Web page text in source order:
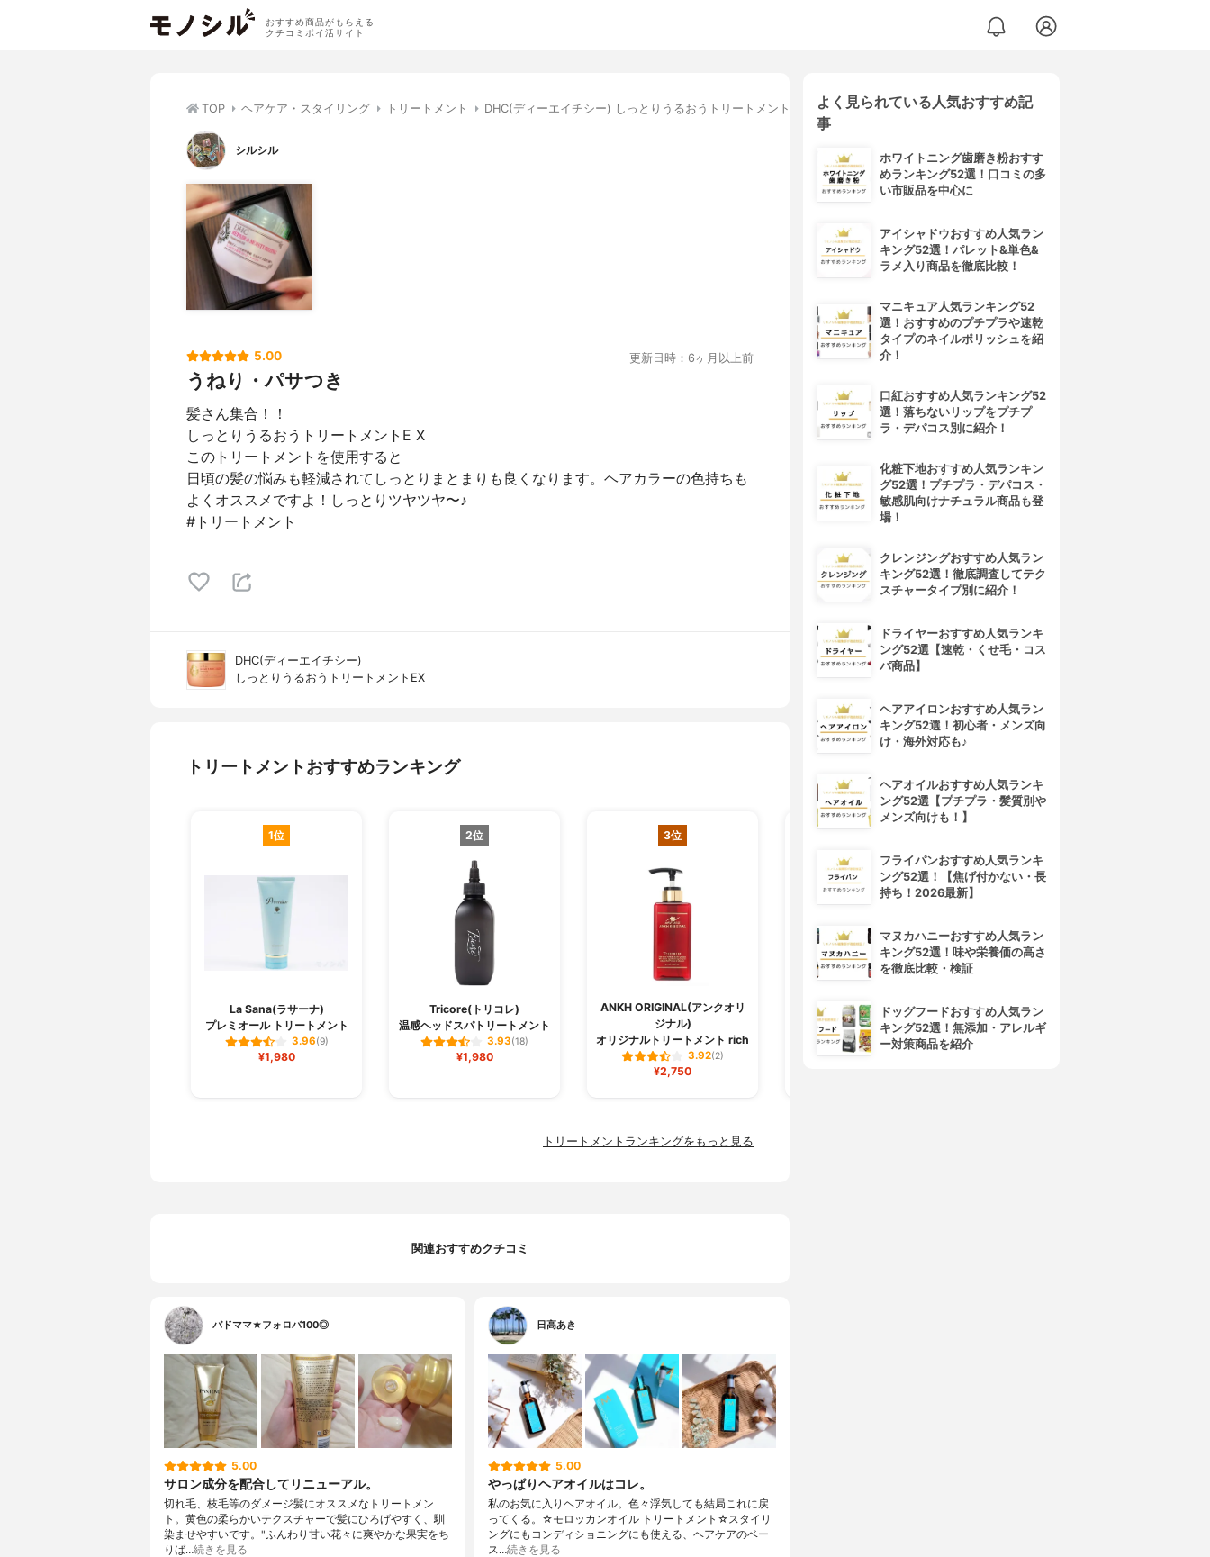
おすすめ商品がもらえる
クチコミポイ活サイト
TOP ヘアケア・スタイリング トリートメント DHC(ディーエイチシー) しっとりうるおうトリートメントEX
シルシル
5.00 更新日時：6ヶ月以上前
うねり・パサつき
髪さん集合！！
しっとりうるおうトリートメントE X
このトリートメントを使用すると
日頃の髪の悩みも軽減されてしっとりまとまりも良くなります。ヘアカラーの色持ちも
よくオススメですよ！しっとりツヤツヤ〜♪
#トリートメント
DHC(ディーエイチシー)
しっとりうるおうトリートメントEX
トリートメントおすすめランキング
1位
La Sana(ラサーナ)
プレミオール トリートメント
3.96(9)
¥1,980
2位
Tricore(トリコレ)
温感ヘッドスパトリートメント
3.93(18)
¥1,980
3位
ANKH ORIGINAL(アンクオリ
ジナル)
オリジナルトリートメント rich
3.92(2)
¥2,750
MARU(マル)
トリートメント
3.92(1)
¥2,090
Elujuda(エルジューダ)
エマルジョン+
トリートメントランキングをもっと見る
関連おすすめクチコミ
バドママ★フォロバ100◎
5.00
サロン成分を配合してリニューアル。
切れ毛、枝毛等のダメージ髪にオススメなトリートメン
ト。黄色の柔らかいテクスチャーで髪にひろげやすく、馴
染ませやすいです。"ふんわり甘い花々に爽やかな果実をち
りば…続きを見る
日高あき
5.00
やっぱりヘアオイルはコレ。
私のお気に入りヘアオイル。色々浮気しても結局これに戻
ってくる。☆モロッカンオイル トリートメント☆スタイリ
ングにもコンディショニングにも使える、ヘアケアのベー
ス…続きを見る
よく見られている人気おすすめ記
事
ホワイトニング歯磨き粉おすす
めランキング52選！口コミの多
い市販品を中心に
アイシャドウおすすめ人気ラン
キング52選！パレット&単色&
ラメ入り商品を徹底比較！
マニキュア人気ランキング52
選！おすすめのプチプラや速乾
タイプのネイルポリッシュを紹
介！
口紅おすすめ人気ランキング52
選！落ちないリップをプチプ
ラ・デパコス別に紹介！
化粧下地おすすめ人気ランキン
グ52選！プチプラ・デパコス・
敏感肌向けナチュラル商品も登
場！
クレンジングおすすめ人気ラン
キング52選！徹底調査してテク
スチャータイプ別に紹介！
ドライヤーおすすめ人気ランキ
ング52選【速乾・くせ毛・コス
パ商品】
ヘアアイロンおすすめ人気ラン
キング52選！初心者・メンズ向
け・海外対応も♪
ヘアオイルおすすめ人気ランキ
ング52選【プチプラ・髪質別や
メンズ向けも！】
フライパンおすすめ人気ランキ
ング52選！【焦げ付かない・長
持ち！2026最新】
マヌカハニーおすすめ人気ラン
キング52選！味や栄養価の高さ
を徹底比較・検証
ドッグフードおすすめ人気ラン
キング52選！無添加・アレルギ
ー対策商品を紹介